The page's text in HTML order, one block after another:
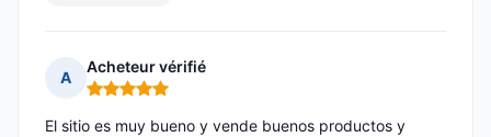
A
Acheteur vérifié
Nota: 5 de 5
El sitio es muy bueno y vende buenos productos y